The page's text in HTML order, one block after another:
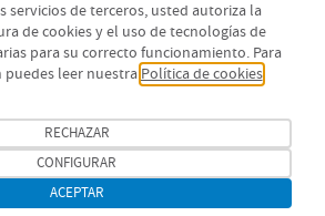
servicios de terceros, usted autoriza la
de cookies y el uso de tecnologías de
para su correcto funcionamiento. Para
puedes leer nuestra Política de cookies
RECHAZAR
CONFIGURAR
ACEPTAR